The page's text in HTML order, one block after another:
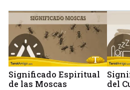
Significado Espiritual
de las Moscas
del